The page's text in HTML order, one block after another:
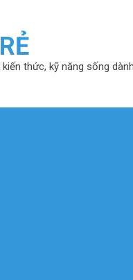
thức, kỹ năng sống